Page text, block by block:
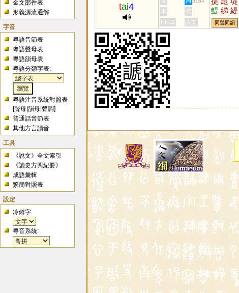
金文部件表
形義源流通解
字音
粵語音節表
粵語聲母表
粵語韻母表
粵語分類字表:
粵語注音系統對照表
[聲母 |韻母 |聲調]
普通話音節表
其他方言讀音
工具
《說文》全文索引
《讀史方輿紀要》
成語彙輯
繁簡對照表
設定
冷僻字:
粵音系統:
tai4
鯷 綈 緹
騠 鼶 蕛
珶 惿 磃
李
何
HKLS
人文 同聲同韻